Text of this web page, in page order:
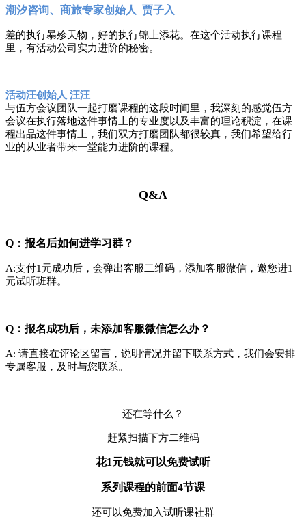
潮汐咨询、商旅专家创始人 贾子入
差的执行暴殄天物，好的执行锦上添花。在这个活动执行课程
里，有活动公司实力进阶的秘密。
活动汪创始人 汪汪
与伍方会议团队一起打磨课程的这段时间里，我深刻的感觉伍方
会议在执行落地这件事情上的专业度以及丰富的理论积淀，在课
程出品这件事情上，我们双方打磨团队都很较真，我们希望给行
业的从业者带来一堂能力进阶的课程。
Q&A
Q：报名后如何进学习群？
A:支付1元成功后，会弹出客服二维码，添加客服微信，邀您进1
元试听班群。
Q：报名成功后，未添加客服微信怎么办？
A: 请直接在评论区留言，说明情况并留下联系方式，我们会安排
专属客服，及时与您联系。
还在等什么？
赶紧扫描下方二维码
花1元钱就可以免费试听
系列课程的前面4节课
还可以免费加入试听课社群